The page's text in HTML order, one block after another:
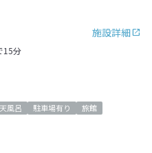
施設詳細
15分
風呂 駐車場有り 旅館